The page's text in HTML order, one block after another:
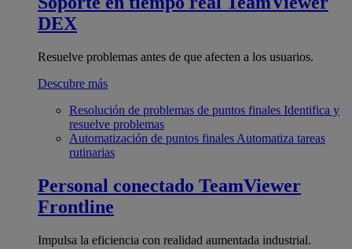
DEX
Resuelve problemas antes de que afecten a los usuarios.
Descubre más
Resolución de problemas de puntos finales Identifica y
resuelve problemas
Automatización de puntos finales Automatiza tareas
rutinarias
Personal conectado TeamViewer
Frontline
Impulsa la eficiencia con realidad aumentada industrial.